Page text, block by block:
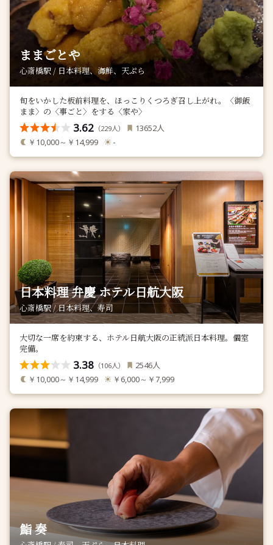
ままごとや
心斎橋駅 / 日本料理、海鮮、天ぷら
旬をいかした板前料理を、ほっこりくつろぎ召し上がれ。〈御飯
まま〉の〈事ごと〉をする〈家や〉
3.62 （229人） 13652人
￥10,000～￥14,999 -
日本料理 弁慶 ホテル日航大阪
心斎橋駅 / 日本料理、寿司
大切な一席を約束する、ホテル日航大阪の正統派日本料理。個室
完備。
3.38 （106人） 2546人
￥10,000～￥14,999 ￥6,000～￥7,999
鮨 奏